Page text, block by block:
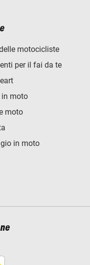
delle motocicliste
per il fai da te
in moto
moto
in moto